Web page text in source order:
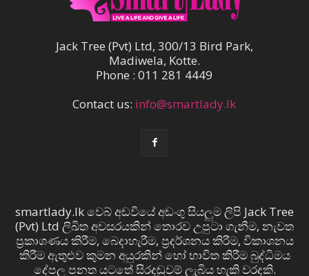
Jack Tree (Pvt) Ltd, 300/13 Bird Park,
Madiwela, Kotte.
Phone : 011 281 4449
Contact us: info@smartlady.lk
smartlady.lk වෙබ් අඩවියේ අඩංගු සියලුම ලිපි Jack Tree
(Pvt) Ltd ලිඛිත අවසරයකින් තොරව උපුටා ගැනීම, නැවත
ප්‍රකාශණය කිරීම, බෙදාහැරීම, ප්‍රදර්ශනය කිරීම, විකාශනය
කිරීම ඇතුළුව කුමන අයුරකින් හෝ භාවිත කිරීම බුද්ධිමය
දේපල පනත යටතේ සිරදඬුවම් ලැබිය හැකි වරදකි.